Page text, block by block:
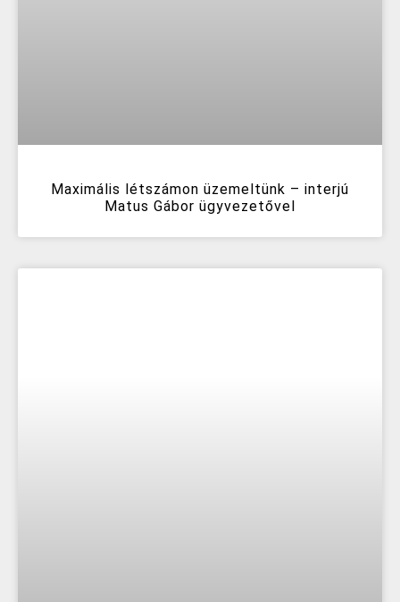
Maximális létszámon üzemeltünk – interjú
Matus Gábor ügyvezetővel